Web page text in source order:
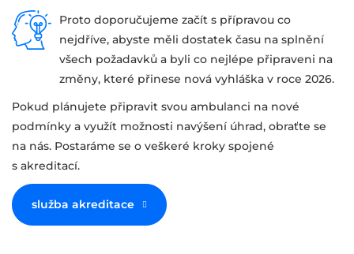
Proto doporučujeme začít s přípravou co
nejdříve, abyste měli dostatek času na splnění
všech požadavků a byli co nejlépe připraveni na
změny, které přinese nová vyhláška v roce 2026.
Pokud plánujete připravit svou ambulanci na nové
podmínky a využít možnosti navýšení úhrad, obraťte se
na nás. Postaráme se o veškeré kroky spojené
s akreditací.
služba akreditace